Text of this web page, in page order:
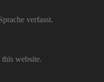
verfasst.
website.